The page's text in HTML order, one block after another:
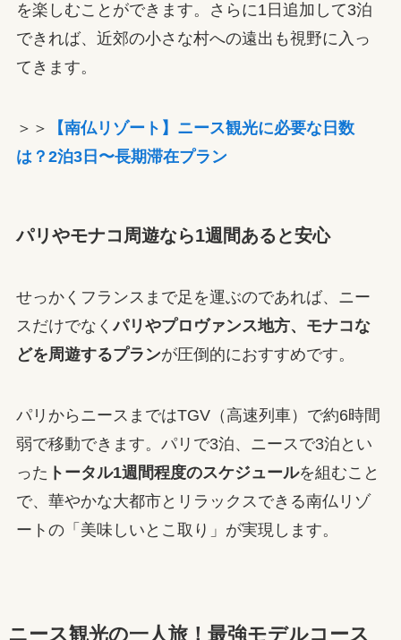
を楽しむことができます。さらに1日追加して3泊
できれば、近郊の小さな村への遠出も視野に入っ
てきます。
＞＞
【南仏リゾート】ニース観光に必要な日数
は？2泊3日〜長期滞在プラン
パリやモナコ周遊なら1週間あると安心
せっかくフランスまで足を運ぶのであれば、ニー
スだけでなくパリやプロヴァンス地方、モナコな
どを周遊するプランが圧倒的におすすめです。
パリからニースまではTGV（高速列車）で約6時間
弱で移動できます。パリで3泊、ニースで3泊とい
った トータル1週間程度のスケジュールを組むこと
で、華やかな大都市とリラックスできる南仏リゾ
ートの「美味しいとこ取り」が実現します。
ニース観光の一人旅！最強モデルコース